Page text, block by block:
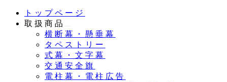
トップページ
取扱商品
横断幕・懸垂幕
タペストリー
式幕・文字幕
交通安全旗
電柱幕・電柱広告